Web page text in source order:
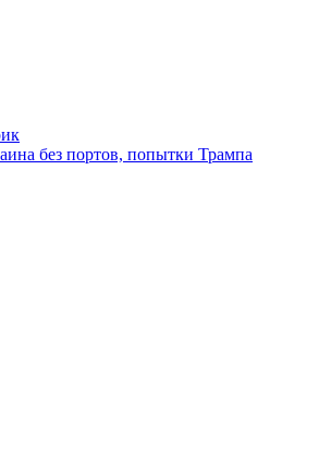
без портов, попытки Трампа